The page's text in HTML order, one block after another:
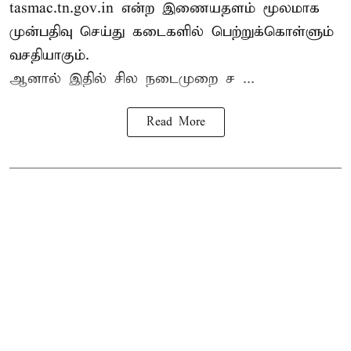
tasmac.tn.gov.in என்ற இணையதளம் மூலமாக
முன்பதிவு செய்து கடைகளில் பெற்றுக்கொள்ளும்
வசதியாகும்.
ஆனால் இதில் சில நடைமுறை ச ...
Read More